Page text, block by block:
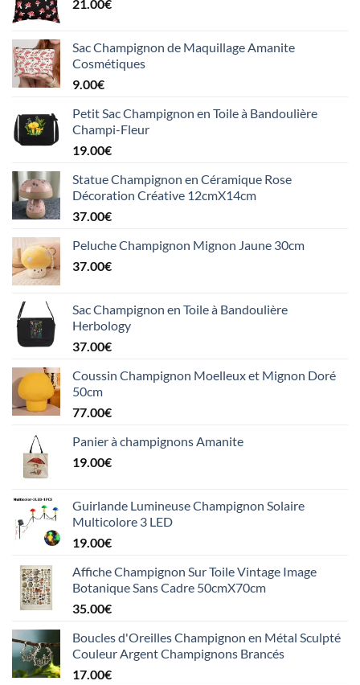
21.00€
Sac Champignon de Maquillage Amanite
Cosmétiques
9.00€
Petit Sac Champignon en Toile à Bandoulière
Champi-Fleur
19.00€
Statue Champignon en Céramique Rose
Décoration Créative 12cmX14cm
37.00€
Peluche Champignon Mignon Jaune 30cm
37.00€
Sac Champignon en Toile à Bandoulière
Herbology
37.00€
Coussin Champignon Moelleux et Mignon Doré
50cm
77.00€
Panier à champignons Amanite
19.00€
Guirlande Lumineuse Champignon Solaire
Multicolore 3 LED
19.00€
Affiche Champignon Sur Toile Vintage Image
Botanique Sans Cadre 50cmX70cm
35.00€
Boucles d'Oreilles Champignon en Métal Sculpté
Couleur Argent Champignons Brancés
17.00€